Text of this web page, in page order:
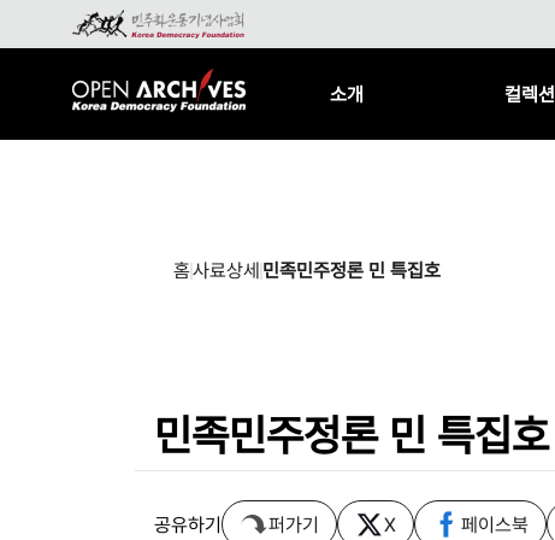
소개 컬렉션
홈사료상세 민족민주정론 민 특집호
민족민주정론 민 특집호
공유하기 퍼가기 X 페이스북